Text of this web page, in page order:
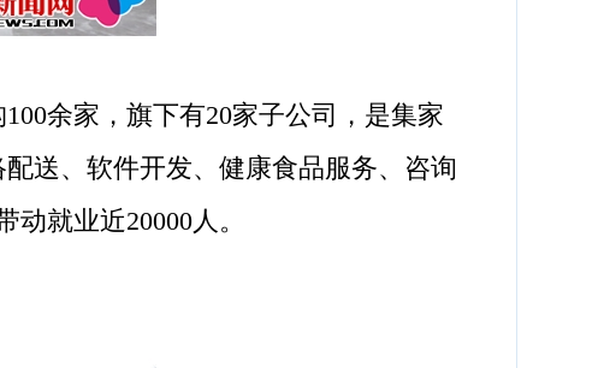
余家，旗下有20家子公司，是集家
送、软件开发、健康食品服务、咨询
就业近20000人。